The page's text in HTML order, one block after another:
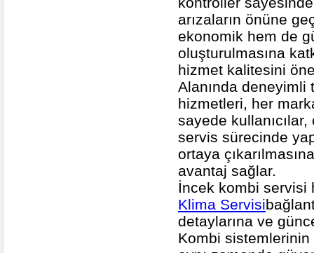
arızaların önüne
ekonomik hem de
oluşturulmasına
hizmet kalitesini
Alanında deneyimli
hizmetleri, her
sayede
servis sürecinde
ortaya
avantaj sağlar.
İncek kombi servisi
Klima Servisi
detaylarına ve
Kombi sistemlerinin